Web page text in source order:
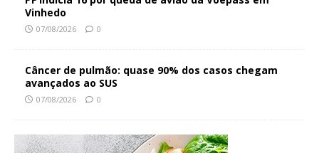
Vinhedo
07/08/2026 0
Câncer de pulmão: quase 90% dos casos chegam
avançados ao SUS
07/08/2026 0